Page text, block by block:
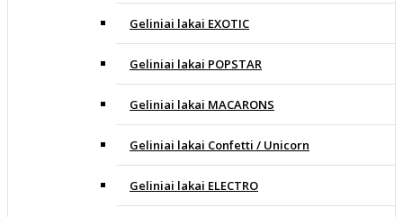
Geliniai lakai EXOTIC
Geliniai lakai POPSTAR
Geliniai lakai MACARONS
Geliniai lakai Confetti / Unicorn
Geliniai lakai ELECTRO